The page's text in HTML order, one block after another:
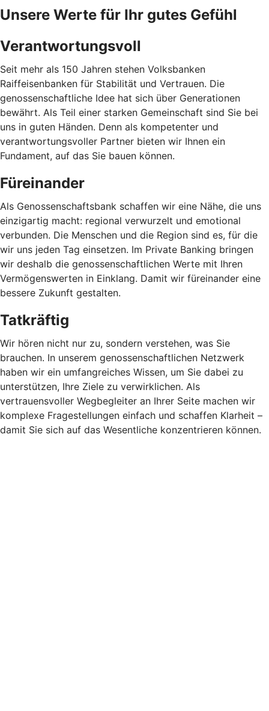
Unsere Werte für Ihr gutes Gefühl
Verantwortungsvoll
Seit mehr als 150 Jahren stehen Volksbanken
Raiffeisenbanken für Stabilität und Vertrauen. Die
genossenschaftliche Idee hat sich über Generationen
bewährt. Als Teil einer starken Gemeinschaft sind Sie bei
uns in guten Händen. Denn als kompetenter und
verantwortungsvoller Partner bieten wir Ihnen ein
Fundament, auf das Sie bauen können.
Füreinander
Als Genossenschaftsbank schaffen wir eine Nähe, die uns
einzigartig macht: regional verwurzelt und emotional
verbunden. Die Menschen und die Region sind es, für die
wir uns jeden Tag einsetzen. Im Private Banking bringen
wir deshalb die genossenschaftlichen Werte mit Ihren
Vermögenswerten in Einklang. Damit wir füreinander eine
bessere Zukunft gestalten.
Tatkräftig
Wir hören nicht nur zu, sondern verstehen, was Sie
brauchen. In unserem genossenschaftlichen Netzwerk
haben wir ein umfangreiches Wissen, um Sie dabei zu
unterstützen, Ihre Ziele zu verwirklichen. Als
vertrauensvoller Wegbegleiter an Ihrer Seite machen wir
komplexe Fragestellungen einfach und schaffen Klarheit –
damit Sie sich auf das Wesentliche konzentrieren können.